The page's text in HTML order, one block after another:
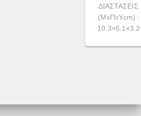
ΔΙΑΣΤΑΣΕΙΣ
(ΜxΠxΥcm) :
10.3×6.1×3.2